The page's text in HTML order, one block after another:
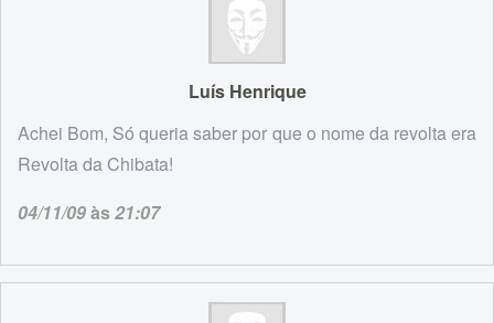
Luís Henrique
Achei Bom, Só queria saber por que o nome da revolta era
Revolta da Chibata!
04/11/09às21:07